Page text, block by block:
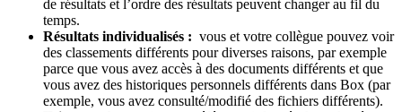
de résultats et l’ordre des résultats peuvent changer au fil du
temps.
Résultats individualisés : vous et votre collègue pouvez voir
des classements différents pour diverses raisons, par exemple
parce que vous avez accès à des documents différents et que
vous avez des historiques personnels différents dans Box (par
exemple, vous avez consulté/modifié des fichiers différents).